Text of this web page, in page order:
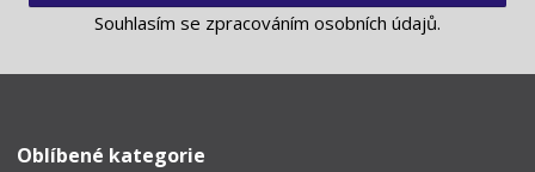
Souhlasím se zpracováním osobních údajů.
Oblíbené kategorie